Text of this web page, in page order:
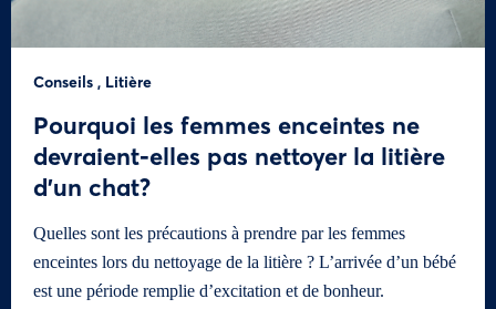
Conseils , Litière
Pourquoi les femmes enceintes ne
devraient-elles pas nettoyer la litière
d’un chat?
Quelles sont les précautions à prendre par les femmes
enceintes lors du nettoyage de la litière ? L’arrivée d’un bébé
est une période remplie d’excitation et de bonheur.